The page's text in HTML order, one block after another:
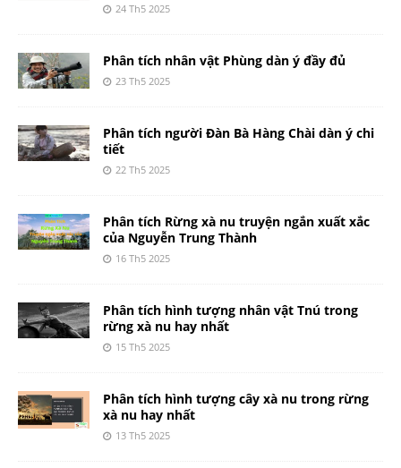
24 Th5 2025
Phân tích nhân vật Phùng dàn ý đầy đủ
23 Th5 2025
Phân tích người Đàn Bà Hàng Chài dàn ý chi
tiết
22 Th5 2025
Phân tích Rừng xà nu truyện ngắn xuất xắc
của Nguyễn Trung Thành
16 Th5 2025
Phân tích hình tượng nhân vật Tnú trong
rừng xà nu hay nhất
15 Th5 2025
Phân tích hình tượng cây xà nu trong rừng
xà nu hay nhất
13 Th5 2025